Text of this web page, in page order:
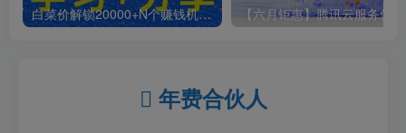
白菜价解锁20000+N个赚钱机会，加入轻创终点站会员，全站资源免费学习。
年费合伙人